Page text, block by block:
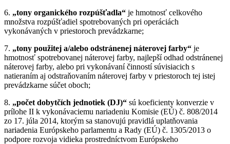
6. „tony organického rozpúšťadla“ je hmotnosť celkového
množstva rozpúšťadiel spotrebovaných pri operáciách
vykonávaných v priestoroch prevádzkarne;
7. „tony použitej a/alebo odstránenej náterovej farby“ je
hmotnosť spotrebovanej náterovej farby, najlepší odhad odstránenej
náterovej farby, alebo pri vykonávaní činností súvisiacich s
natieraním aj odstraňovaním náterovej farby v priestoroch tej istej
prevádzkarne súčet oboch;
8. „počet dobytčích jednotiek (DJ)“ sú koeficienty konverzie v
prílohe II k vykonávaciemu nariadeniu Komisie (EÚ) č. 808/2014
zo 17. júla 2014, ktorým sa stanovujú pravidlá uplatňovania
nariadenia Európskeho parlamentu a Rady (EÚ) č. 1305/2013 o
podpore rozvoja vidieka prostredníctvom Európskeho